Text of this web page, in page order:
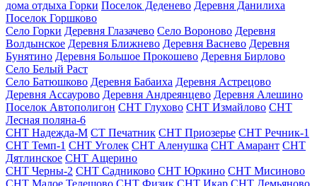
дома отдыха Горки Поселок Деденево Деревня Данилиха
Поселок Горшково
Село Горки Деревня Глазачево Село Вороново Деревня
Волдынское Деревня Ближнево Деревня Васнево Деревня
Бунятино Деревня Большое Прокошево Деревня Бирлово
Село Белый Раст
Село Батюшково Деревня Бабаиха Деревня Астрецово
Деревня Ассаурово Деревня Андреянцево Деревня Алешино
Поселок Автополигон СНТ Глухово СНТ Измайлово СНТ
Лесная поляна-6
СНТ Надежда-М СТ Печатник СНТ Приозерье СНТ Речник-1
СНТ Темп-1 СНТ Уголек СНТ Аленушка СНТ Амарант СНТ
Дятлинское СНТ Ащерино
СНТ Черны-2 СНТ Садниково СНТ Юркино СНТ Мисиново
СНТ Малое Телешово СНТ Физик СНТ Икар СНТ Демьяново